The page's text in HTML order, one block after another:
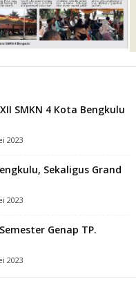
SMKN 4 Kota Bengkulu
2023
Sekaligus Grand
2023
Genap TP.
2023